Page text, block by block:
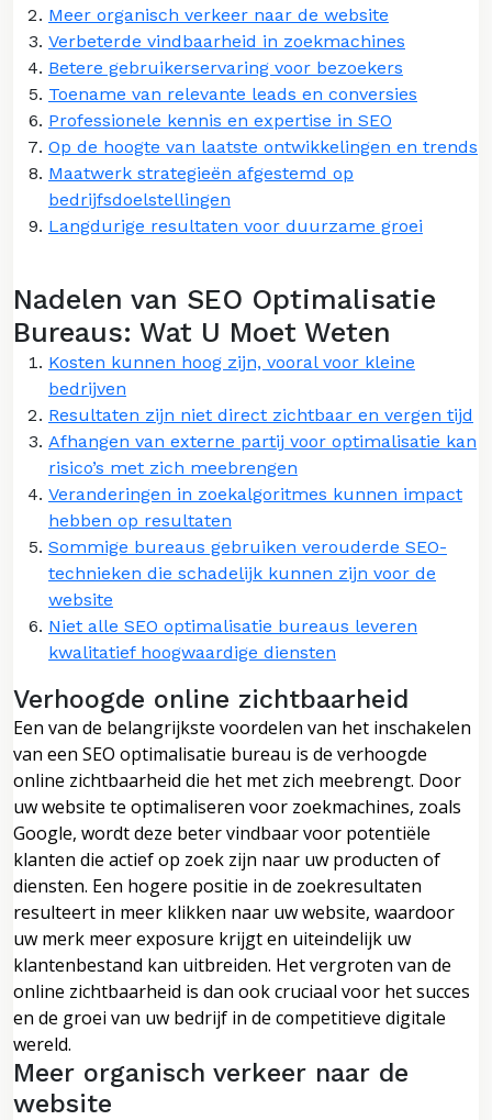
Meer organisch verkeer naar de website
Verbeterde vindbaarheid in zoekmachines
Betere gebruikerservaring voor bezoekers
Toename van relevante leads en conversies
Professionele kennis en expertise in SEO
Op de hoogte van laatste ontwikkelingen en trends
Maatwerk strategieën afgestemd op
bedrijfsdoelstellingen
Langdurige resultaten voor duurzame groei
Nadelen van SEO Optimalisatie
Bureaus: Wat U Moet Weten
Kosten kunnen hoog zijn, vooral voor kleine
bedrijven
Resultaten zijn niet direct zichtbaar en vergen tijd
Afhangen van externe partij voor optimalisatie kan
risico’s met zich meebrengen
Veranderingen in zoekalgoritmes kunnen impact
hebben op resultaten
Sommige bureaus gebruiken verouderde SEO-
technieken die schadelijk kunnen zijn voor de
website
Niet alle SEO optimalisatie bureaus leveren
kwalitatief hoogwaardige diensten
Verhoogde online zichtbaarheid
Een van de belangrijkste voordelen van het inschakelen
van een SEO optimalisatie bureau is de verhoogde
online zichtbaarheid die het met zich meebrengt. Door
uw website te optimaliseren voor zoekmachines, zoals
Google, wordt deze beter vindbaar voor potentiële
klanten die actief op zoek zijn naar uw producten of
diensten. Een hogere positie in de zoekresultaten
resulteert in meer klikken naar uw website, waardoor
uw merk meer exposure krijgt en uiteindelijk uw
klantenbestand kan uitbreiden. Het vergroten van de
online zichtbaarheid is dan ook cruciaal voor het succes
en de groei van uw bedrijf in de competitieve digitale
wereld.
Meer organisch verkeer naar de
website